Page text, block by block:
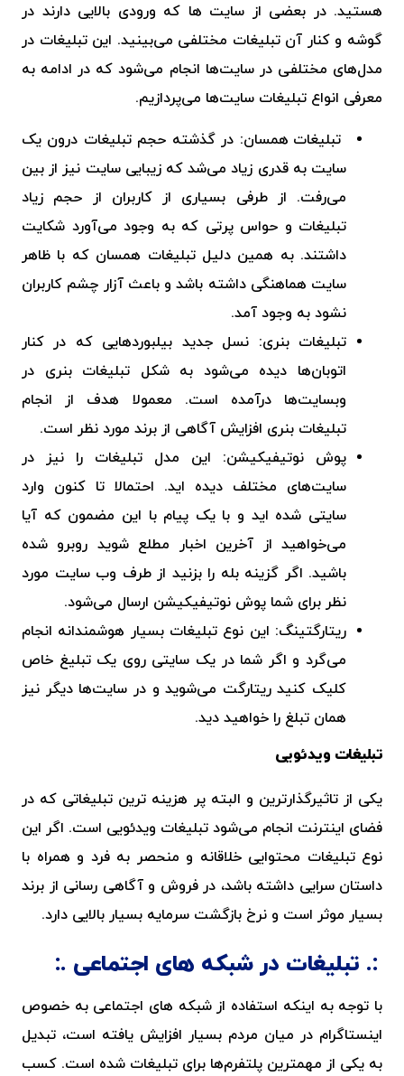
هستید. در بعضی از سایت ها که ورودی بالایی دارند در
گوشه و کنار آن تبلیغات مختلفی می‌بینید. این تبلیغات در
مدل‌های مختلفی در سایت‌ها انجام می‌شود که در ادامه به
معرفی انواع تبلیغات سایت‌ها می‌پردازیم.
تبلیغات همسان: در گذشته حجم تبلیغات درون یک
سایت به قدری زیاد می‌شد که زیبایی سایت نیز از بین
می‌رفت. از طرفی بسیاری از کاربران از حجم زیاد
تبلیغات و حواس پرتی که به وجود می‌آورد شکایت
داشتند. به همین دلیل تبلیغات همسان که با ظاهر
سایت هماهنگی داشته باشد و باعث آزار چشم کاربران
نشود به وجود آمد.
تبلیغات بنری: نسل جدید بیلبوردهایی که در کنار
اتوبان‌ها دیده می‌شود به شکل تبلیغات بنری در
وبسایت‌ها درآمده است. معمولا هدف از انجام
تبلیغات بنری افزایش آگاهی از برند مورد نظر است.
پوش نوتیفیکیشن: این مدل تبلیغات را نیز در
سایت‌های مختلف دیده اید. احتمالا تا کنون وارد
سایتی شده اید و با یک پیام با این مضمون که آیا
می‌خواهید از آخرین اخبار مطلع شوید روبرو شده
باشید. اگر گزینه بله را بزنید از طرف وب سایت مورد
نظر برای شما پوش نوتیفیکیشن ارسال می‌شود.
ریتارگتینگ: این نوع تبلیغات بسیار هوشمندانه انجام
می‌گرد و اگر شما در یک سایتی روی یک تبلیغ خاص
کلیک کنید ریتارگت می‌شوید و در سایت‌ها دیگر نیز
همان تبلغ را خواهید دید.
تبلیغات ویدئویی
یکی از تاثیرگذارترین و البته پر هزینه ترین تبلیغاتی که در
فضای اینترنت انجام می‌شود تبلیغات ویدئویی است. اگر این
نوع تبلیغات محتوایی خلاقانه و منحصر به فرد و همراه با
داستان سرایی داشته باشد، در فروش و آگاهی رسانی از برند
بسیار موثر است و نرخ بازگشت سرمایه بسیار بالایی دارد.
تبلیغات در شبکه های اجتماعی
با توجه به اینکه استفاده از شبکه های اجتماعی به خصوص
اینستاگرام در میان مردم بسیار افزایش یافته است، تبدیل
به یکی از مهمترین پلتفرم‌ها برای تبلیغات شده است. کسب